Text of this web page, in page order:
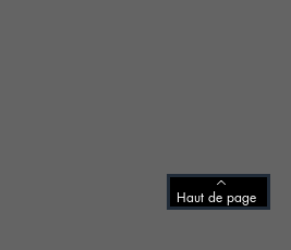
Haut de page